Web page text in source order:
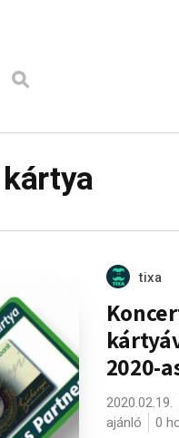
tixa
2020-
2020.02.19.
ajánló
0